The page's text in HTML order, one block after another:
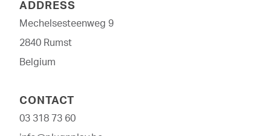
ADDRESS
Mechelsesteenweg 9
2840 Rumst
Belgium
CONTACT
03 318 73 60